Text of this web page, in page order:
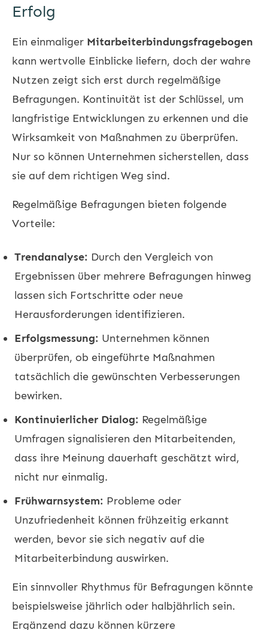
Erfolg
Ein einmaliger Mitarbeiterbindungsfragebogen
kann wertvolle Einblicke liefern, doch der wahre
Nutzen zeigt sich erst durch regelmäßige
Befragungen. Kontinuität ist der Schlüssel, um
langfristige Entwicklungen zu erkennen und die
Wirksamkeit von Maßnahmen zu überprüfen.
Nur so können Unternehmen sicherstellen, dass
sie auf dem richtigen Weg sind.
Regelmäßige Befragungen bieten folgende
Vorteile:
Trendanalyse: Durch den Vergleich von
Ergebnissen über mehrere Befragungen hinweg
lassen sich Fortschritte oder neue
Herausforderungen identifizieren.
Erfolgsmessung: Unternehmen können
überprüfen, ob eingeführte Maßnahmen
tatsächlich die gewünschten Verbesserungen
bewirken.
Kontinuierlicher Dialog: Regelmäßige
Umfragen signalisieren den Mitarbeitenden,
dass ihre Meinung dauerhaft geschätzt wird,
nicht nur einmalig.
Frühwarnsystem: Probleme oder
Unzufriedenheit können frühzeitig erkannt
werden, bevor sie sich negativ auf die
Mitarbeiterbindung auswirken.
Ein sinnvoller Rhythmus für Befragungen könnte
beispielsweise jährlich oder halbjährlich sein.
Ergänzend dazu können kürzere